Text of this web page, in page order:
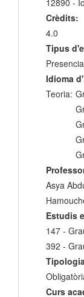
12890 -
Crèdits:
4.0
Tipus
Idioma
Teoria:
Asya
Estudis
147 -
392 -
Curs